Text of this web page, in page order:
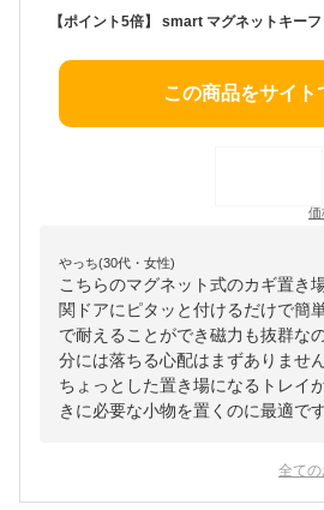
この商品をサイト
価
やっち(30代・女性)
こちらのマグネット式のカギ置き
関ドアにピタッと付けるだけで簡
で耐えることができ磁力も抜群な
分には落ちる心配はまずありませ
ちょっとした置き場になるトレイ
きに必要な小物を置くのに最適で
全ての